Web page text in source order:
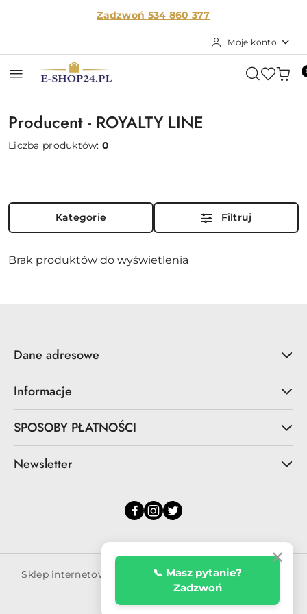
✕
📞 Masz pytanie?
Zadzwoń
Przejdź do treści głównej
Przejdź do wyszukiwarki
Przejdź do moje konto
Przejdź do menu głównego
Przejdź do stopkiZadzwoń 534 860 377
Moje konto
Producent - ROYALTY LINE
Liczba produktów:0
Kategorie Filtruj
Brak produktów do wyświetlenia
Dane adresowe
Informacje
SPOSOBY PŁATNOŚCI
Newsletter
Sklep internetowy na oprogramowaniu Sky-Shop.pl